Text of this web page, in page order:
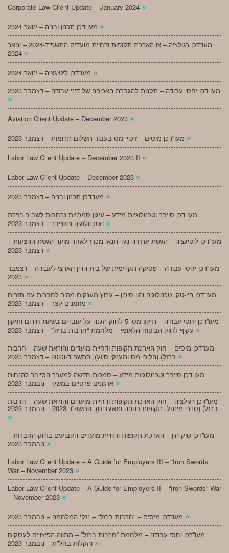
Corporate Law Client Update – January 2024 »
»
מעו”דכן רגולציה – צו הארכת תקופות ודחיית מועדים התשפ”ד-2024 – ינואר
»
»
מעו”דכן יחסי עבודה – תקנות להגברת האכיפה של דיני עבודה – דצמבר 2023
»
Aviation Client Update – December 2023 »
»
Labor Law Client Update – December 2023 II »
Labor Law Client Update – December 2023 »
»
מעו”דכן סייבר וטכנולוגיות מידע – עיגון סמכויות נרחבות לשב”כ בזירת
»
מעו”דכן ליטיגציה – הגשת עתירה נגד תנאי מכרז לאחר מועד הגשת ההצעות –
»
מעו”דכן יחסי עבודה – פסיקה תקדימית של בית הדין הארצי לעבודה – דצמבר
»
מעו”דכן היי-טק, טכנולוגיה והון סיכון – ערוץ מענקים מהיר לחברות עם תזרים
»
מעו”דכן יחסי עבודה – תיקון מס’ 5 לחוק הגנה על עובדים בשעת חירום ותיקון
»
מעו”דכן מיסים – חוק הארכת תקופות ודחיית מועדים (הוראת שעה – חרבות
»
מעו”דכן סייבר וטכנולוגיות מידע – סמכות חדשה למערך הסייבר להנחות
»
מעו”דכן רגולציה – חוק הארכת תקופות ודחיית מועדים (הוראת שעה – חרבות
ברזל) (סדרי מינהל, תקופות כהונה ותאגידים), התשפ”ד-2023 – נובמבר 2023
»
מעו”דכן שוק הון – הארכת תקופות ודחיית מועדים הקבועים בחוק החברות –
»
Labor Law Client Update – A Guide for Employers III – “Iron Swords”
War – November 2023 »
Labor Law Client Update – A Guide for Employers II – “Iron Swords” War
– November 2023 »
»
מעו”דכן יחסי עבודה – מלחמת “חרבות ברזל” – מתווה הפיצויים לעסקים
»